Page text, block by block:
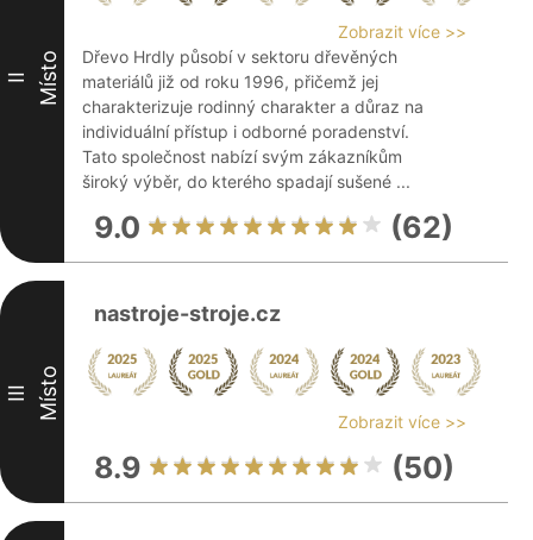
II Místo
Zobrazit více >>
Dřevo Hrdly působí v sektoru dřevěných
materiálů již od roku 1996, přičemž jej
charakterizuje rodinný charakter a důraz na
individuální přístup i odborné poradenství.
Tato společnost nabízí svým zákazníkům
široký výběr, do kterého spadají sušené ...
9.0 (62)
III Místo
nastroje-stroje.cz
Zobrazit více >>
8.9 (50)